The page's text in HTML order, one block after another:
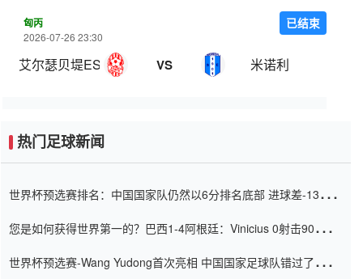
匈丙
2026-07-26 23:30
艾尔瑟贝堤ESMTK VS 米诺利
已结束
热门足球新闻
世界杯预选赛排名：中国国家队仍然以6分排名底部 进球差-13令人
您是如何获得世界第一的？巴西1-4阿根廷：Vinicius 0射击90分钟
世界杯预选赛-Wang Yudong首次亮相 中国国家足球队错过了世界